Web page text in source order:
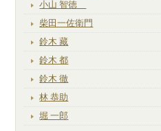
小山 智徳
柴田一佐衛門
鈴木 藏
鈴木 都
鈴木 徹
林 恭助
堀 一郎